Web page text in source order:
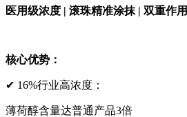
医用级浓度 | 滚珠精准涂抹 | 双重作
核心优势：
✔ 16%行业高浓度：
薄荷醇含量达普通产品3倍